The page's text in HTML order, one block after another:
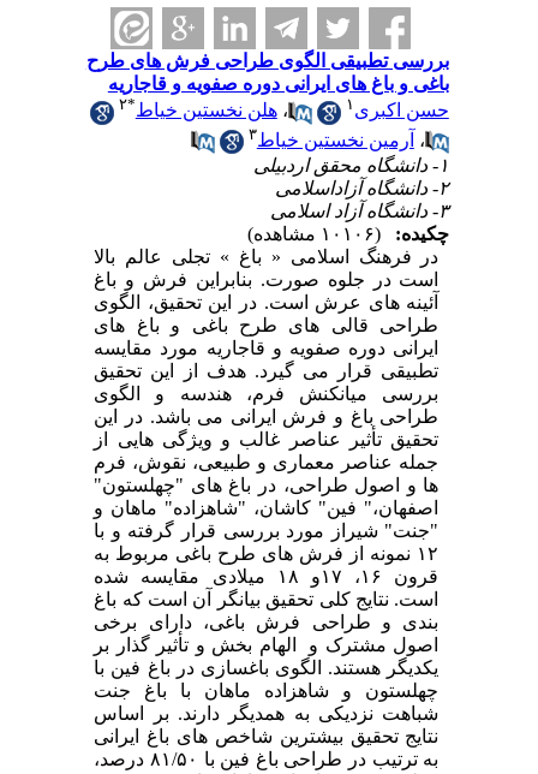
بررسی تطبیقی الگوی طراحی فرش های طرح
باغی و باغ های ایرانی دوره صفویه و قاجاریه
حسن اکبری۱ ،هلن نخستین خیاط *۲
،آرمین نخستین خیاط ۳
چکیده:
در فرهنگ اسلامی « باغ » تجلی عالم بالا
است در جلوه صورت. بنابراین فرش و باغ
آئینه های عرش است. در این تحقیق، الگوی
طراحی قالی های طرح باغی و باغ های
ایرانی دوره صفویه و قاجاریه مورد مقایسه
تطبیقی قرار می گیرد. هدف از این تحقیق
بررسی میانکنش فرم، هندسه و الگوی
طراحی باغ و فرش ایرانی می باشد. در این
تحقیق تأثیر عناصر غالب و ویژگی هایی از
جمله عناصر معماری و طبیعی، نقوش، فرم
ها و اصول طراحی، در باغ های "چهلستون"
اصفهان،" فین" کاشان، "شاهزاده" ماهان و
"جنت" شیراز مورد بررسی قرار گرفته و با
۱۲ نمونه از فرش های طرح باغی مربوط به
قرون ۱۶، ۱۷و ۱۸ میلادی مقایسه شده
است. نتایج کلی تحقیق بیانگر آن است که باغ
بندی و طراحی فرش باغی، دارای برخی
اصول مشترک و الهام بخش و تأثیر گذار بر
یکدیگر هستند. الگوی باغسازی در باغ فین با
چهلستون و شاهزاده ماهان با باغ جنت
شباهت نزدیکی به همدیگر دارند. بر اساس
نتایج تحقیق بیشترین شاخص های باغ ایرانی
به ترتیب در طراحی باغ فین با ۸۱/۵۰ درصد،